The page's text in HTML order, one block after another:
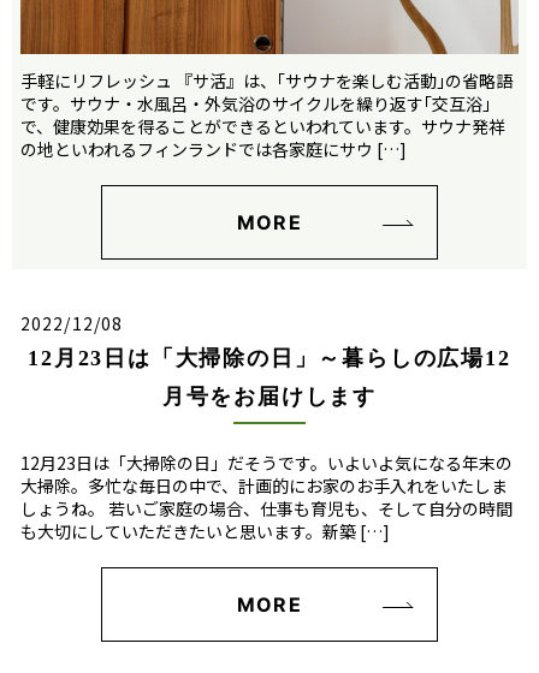
手軽にリフレッシュ 『サ活』は、｢サウナを楽しむ活動｣の省略語
です。サウナ・水風呂・外気浴のサイクルを繰り返す｢交互浴｣
で、健康効果を得ることができるといわれています。サウナ発祥
の地といわれるフィンランドでは各家庭にサウ […]
MORE
2022/12/08
12月23日は「大掃除の日」～暮らしの広場12
月号をお届けします
12月23日は「大掃除の日」だそうです。いよいよ気になる年末の
大掃除。多忙な毎日の中で、計画的にお家のお手入れをいたしま
しょうね。 若いご家庭の場合、仕事も育児も、そして自分の時間
も大切にしていただきたいと思います。新築 […]
MORE